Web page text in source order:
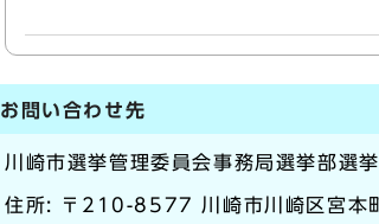
お問い合わせ先
川崎市選挙管理委員会事務局選挙部選
住所: 〒210-8577 川崎市川崎区宮本